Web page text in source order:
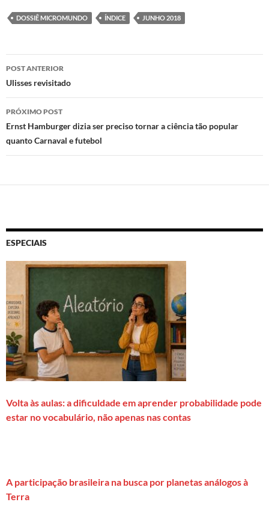
to
d
o
n
e
b
o
o
k
at
s
A
nt
DOSSIÊ MICROMUNDO ÍNDICE JUNHO 2018
Navegação
de
posts
POST ANTERIOR
Ulisses revisitado
PRÓXIMO POST
Ernst Hamburger dizia ser preciso tornar a ciência tão popular
quanto Carnaval e futebol
ESPECIAIS
Volta às aulas: a dificuldade em aprender probabilidade pode
estar no vocabulário, não apenas nas contas
A participação brasileira na busca por planetas análogos à
Terra